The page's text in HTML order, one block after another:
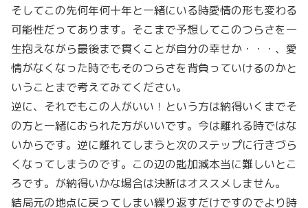
そしてこの先何年何十年と一緒にいる時愛情の形も変わる
可能性だってあります。そこまで予想してこのつらさを一
生抱えながら最後まで貫くことが自分の幸せか・・・、愛
情がなくなった時でもそのつらさを背負っていけるのかと
いうことまで考えてみてください。
逆に、それでもこの人がいい！という方は納得いくまでそ
の方と一緒におられた方がいいです。今は離れる時ではな
いからです。逆に離れてしまうと次のステップに行きづら
くなってしまうのです。この辺の匙加減本当に難しいとこ
ろです。が納得いかな場合は決断はオススメしません。
結局元の地点に戻ってしまい繰り返すだけですのでより時